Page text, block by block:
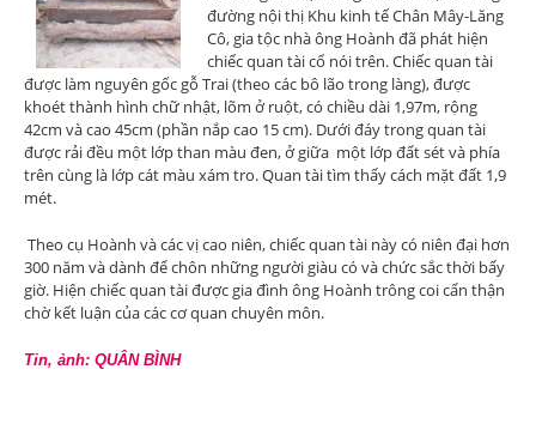
đường nội thị Khu kinh tế Chân Mây-Lăng
Cô, gia tộc nhà ông Hoành đã phát hiện
chiếc quan tài cổ nói trên. Chiếc quan tài
được làm nguyên gốc gỗ Trai (theo các bô lão trong làng), được
khoét thành hình chữ nhật, lõm ở ruột, có chiều dài 1,97m, rộng
42cm và cao 45cm (phần nắp cao 15 cm). Dưới đáy trong quan tài
được rải đều một lớp than màu đen, ở giữa một lớp đất sét và phía
trên cùng là lớp cát màu xám tro. Quan tài tìm thấy cách mặt đất 1,9
mét.
Theo cụ Hoành và các vị cao niên, chiếc quan tài này có niên đại hơn
300 năm và dành để chôn những người giàu có và chức sắc thời bấy
giờ. Hiện chiếc quan tài được gia đình ông Hoành trông coi cẩn thận
chờ kết luận của các cơ quan chuyên môn.
Tin, ảnh: QUÂN BÌNH